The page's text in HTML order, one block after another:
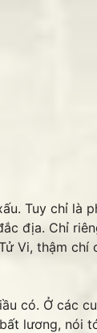
Tuy chỉ là
địa. Chỉ
Vi, thậm chí
có. Ở các
lương, nói